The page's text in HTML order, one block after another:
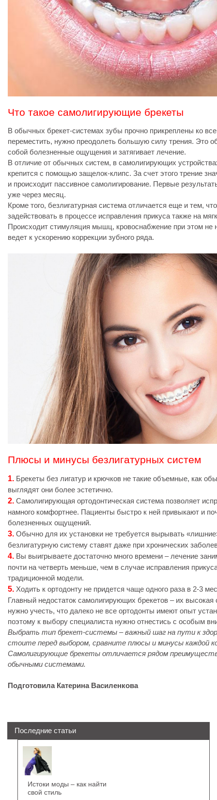
Что такое самолигирующие брекеты
В обычных брекет-системах зубы прочно прикреплены ко
переместить, нужно преодолеть большую силу трения. Это
собой болезненные ощущения и затягивает лечение.
В отличие от обычных систем, в самолигирующих
крепится с помощью защелок-клипс. За счет этого трение
и происходит пассивное самолигирование. Первые
уже через месяц.
Кроме того, безлигатурная система отличается еще и тем,
задействовать в процессе исправления прикуса также на
Происходит стимуляция мышц, кровоснабжение при этом не
ведет к ускорению коррекции зубного ряда.
Плюсы и минусы безлигатурных систем
1. Брекеты без лигатур и крючков не такие объемные, как
выглядят они более эстетично.
2. Самолигирующая ортодонтическая система позволяет
намного комфортнее. Пациенты быстро к ней привыкают и
болезненных ощущений.
3. Обычно для их установки не требуется вырывать
безлигатурную систему ставят даже при хронических
4. Вы выигрываете достаточно много времени – лечение
почти на четверть меньше, чем в случае исправления
традиционной модели.
5. Ходить к ортодонту не придется чаще одного раза в 2-3
Главный недостаток самолигирующих брекетов – их
нужно учесть, что далеко не все ортодонты имеют опыт
поэтому к выбору специалиста нужно отнестись с особым
Выбрать тип брекет-системы – важный шаг на пути к
стоите перед выбором, сравните плюсы и минусы каждой
Самолигирующие брекеты отличается рядом
обычными системами.
Подготовила Катерина Василенкова
Последние статьи
Истоки моды – как найти
свой стиль